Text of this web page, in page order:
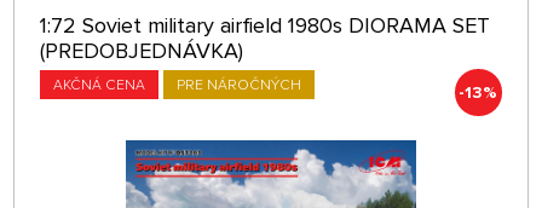
1:72 Soviet military airfield 1980s DIORAMA SET
(PREDOBJEDNÁVKA)
AKČNÁ CENA PRE NÁROČNÝCH -13%